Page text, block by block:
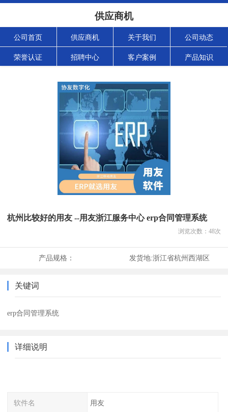
供应商机
公司首页 供应商机 关于我们 公司动态
荣誉认证 招聘中心 客户案例 产品知识
杭州比较好的用友 --用友浙江服务中心 erp合同管理系统
浏览次数： 48次
产品规格： 发货地:浙江省杭州西湖区
关键词
erp合同管理系统
详细说明
软件名 用友